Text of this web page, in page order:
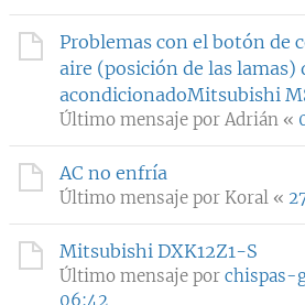
Problemas con el botón de
aire (posición de las lamas)
acondicionadoMitsubishi
Último mensaje por Adrián «
AC no enfría
Último mensaje por Koral «
Mitsubishi DXK12Z1-S
Último mensaje por chispas-
06:42